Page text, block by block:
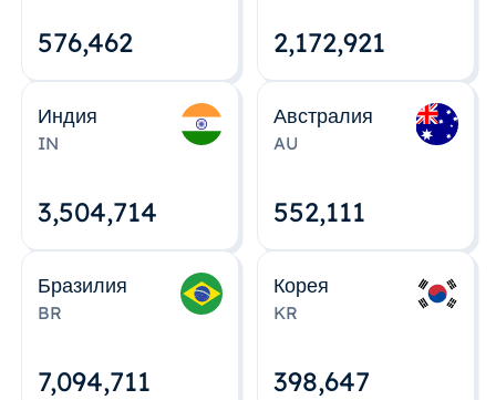
576,463 2,172,922
Индия
IN
3,504,715
Австралия
AU
552,112
Бразилия
BR
7,094,712
Корея
KR
398,648